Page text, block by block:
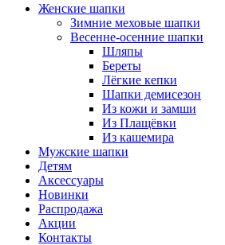
Женские шапки
Зимние меховые шапки
Весенне-осенние шапки
Шляпы
Береты
Лёгкие кепки
Шапки демисезон
Из кожи и замши
Из Плащёвки
Из кашемира
Мужские шапки
Детям
Аксессуары
Новинки
Распродажа
Акции
Контакты